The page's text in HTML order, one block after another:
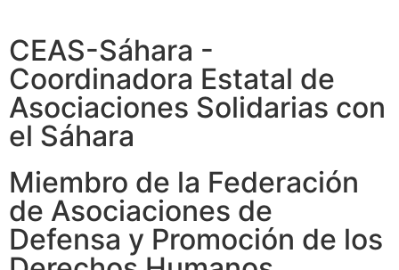
CEAS-Sáhara -
Coordinadora Estatal de
Asociaciones Solidarias con
el Sáhara
Miembro de la Federación
de Asociaciones de
Defensa y Promoción de los